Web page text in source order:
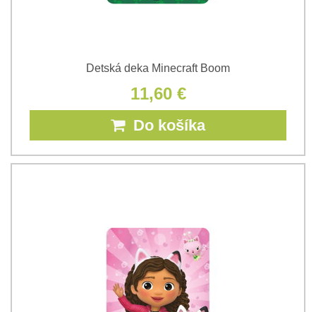
Detská deka Minecraft Boom
11,60 €
Do košíka